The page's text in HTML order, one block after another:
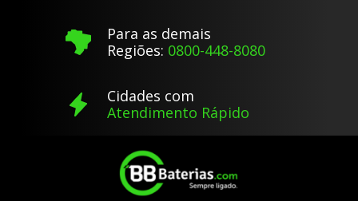
Para as demais
Regiões: 0800-448-8080
Cidades com
Atendimento Rápido